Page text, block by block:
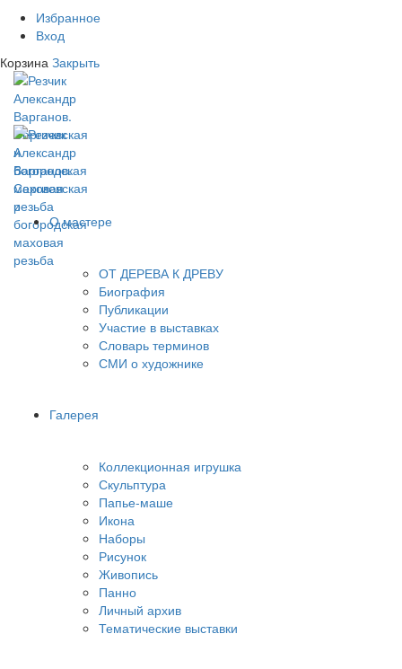
Избранное
Вход
Корзина Закрыть
О мастере
ОТ ДЕРЕВА К ДРЕВУ
Биография
Публикации
Участие в выставках
Словарь терминов
СМИ о художнике
Галерея
Коллекционная игрушка
Скульптура
Папье-маше
Икона
Наборы
Рисунок
Живопись
Панно
Личный архив
Тематические выставки